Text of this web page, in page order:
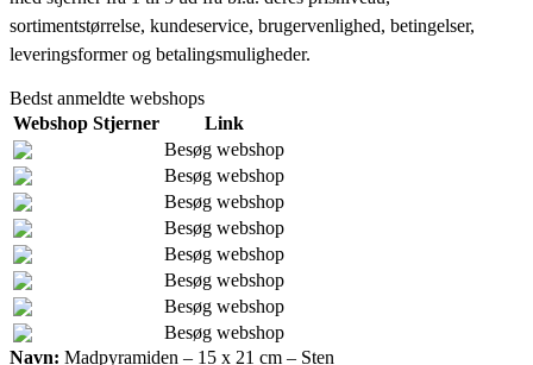
sortimentstørrelse, kundeservice, brugervenlighed, betingelser,
leveringsformer og betalingsmuligheder.
Bedst anmeldte webshops
Webshop Stjerner
Link
Besøg webshop
Besøg webshop
Besøg webshop
Besøg webshop
Besøg webshop
Besøg webshop
Besøg webshop
Besøg webshop
Navn: Madpyramiden – 15 x 21 cm – Sten